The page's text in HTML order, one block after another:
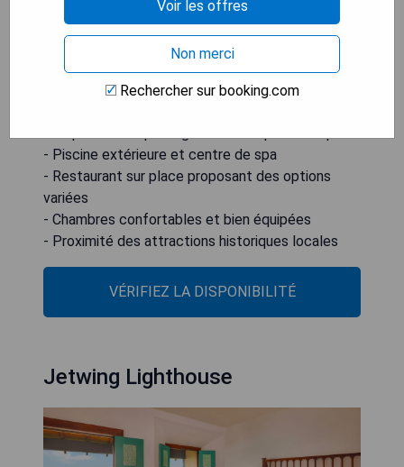
salle de bains privative avec douche et
bénéficient d'une connexion Wi-Fi gratuite. Le
Fort de Galle est situé à 1,1 km, tandis que
l'église néerlandaise de Galle se trouve à 1,2 km.
- Piscine extérieure et centre de spa
- Restaurant sur place proposant des options
variées
- Chambres confortables et bien équipées
- Proximité des attractions historiques locales
VÉRIFIEZ LA DISPONIBILITÉ
Jetwing Lighthouse
Voir les offres
Non merci
Rechercher sur booking.com